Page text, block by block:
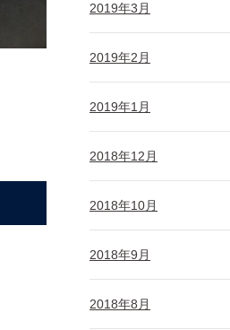
2019年3月
2019年2月
2019年1月
2018年12月
2018年10月
2018年9月
2018年8月